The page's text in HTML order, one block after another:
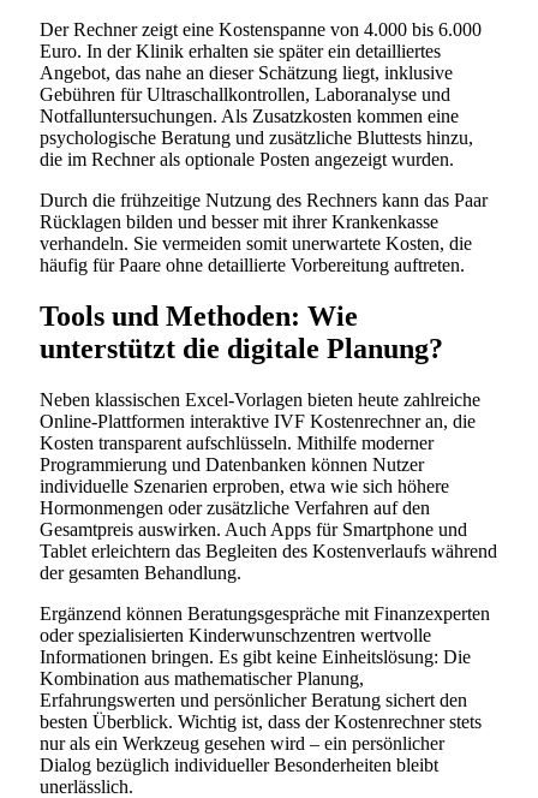
Der Rechner zeigt eine Kostenspanne von 4.000 bis 6.000
Euro. In der Klinik erhalten sie später ein detailliertes
Angebot, das nahe an dieser Schätzung liegt, inklusive
Gebühren für Ultraschallkontrollen, Laboranalyse und
Notfalluntersuchungen. Als Zusatzkosten kommen eine
psychologische Beratung und zusätzliche Bluttests hinzu,
die im Rechner als optionale Posten angezeigt wurden.
Durch die frühzeitige Nutzung des Rechners kann das Paar
Rücklagen bilden und besser mit ihrer Krankenkasse
verhandeln. Sie vermeiden somit unerwartete Kosten, die
häufig für Paare ohne detaillierte Vorbereitung auftreten.
Tools und Methoden: Wie
unterstützt die digitale Planung?
Neben klassischen Excel-Vorlagen bieten heute zahlreiche
Online-Plattformen interaktive IVF Kostenrechner an, die
Kosten transparent aufschlüsseln. Mithilfe moderner
Programmierung und Datenbanken können Nutzer
individuelle Szenarien erproben, etwa wie sich höhere
Hormonmengen oder zusätzliche Verfahren auf den
Gesamtpreis auswirken. Auch Apps für Smartphone und
Tablet erleichtern das Begleiten des Kostenverlaufs während
der gesamten Behandlung.
Ergänzend können Beratungsgespräche mit Finanzexperten
oder spezialisierten Kinderwunschzentren wertvolle
Informationen bringen. Es gibt keine Einheitslösung: Die
Kombination aus mathematischer Planung,
Erfahrungswerten und persönlicher Beratung sichert den
besten Überblick. Wichtig ist, dass der Kostenrechner stets
nur als ein Werkzeug gesehen wird – ein persönlicher
Dialog bezüglich individueller Besonderheiten bleibt
unerlässlich.